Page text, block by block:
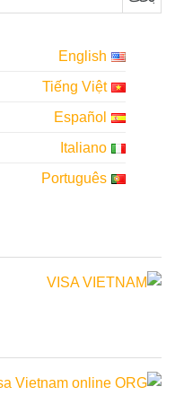
English
Tiếng Việt
Español
Italiano
Português